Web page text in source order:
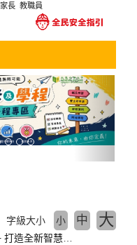
家長 教職員
Next
11/13/2020 文藻網路+++ 打造全新智慧校園
字級大小 小 中 大